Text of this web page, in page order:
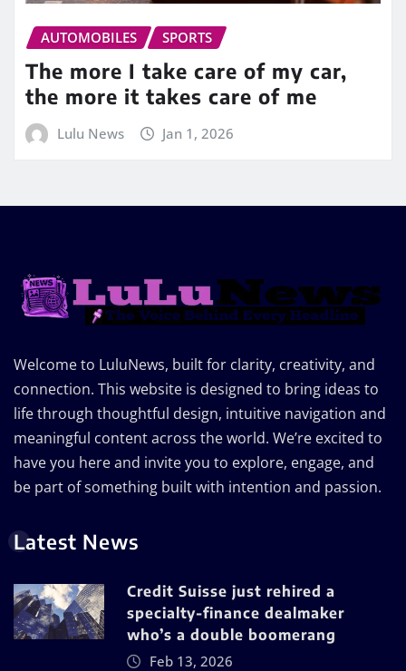
AUTOMOBILES SPORTS
The more I take care of my car,
the more it takes care of me
Lulu News Jan 1, 2026
Welcome to LuluNews, built for clarity, creativity, and
connection. This website is designed to bring ideas to
life through thoughtful design, intuitive navigation and
meaningful content across the world. We’re excited to
have you here and invite you to explore, engage, and
be part of something built with intention and passion.
Latest News
Credit Suisse just rehired a
specialty-finance dealmaker
who’s a double boomerang
Feb 13, 2026